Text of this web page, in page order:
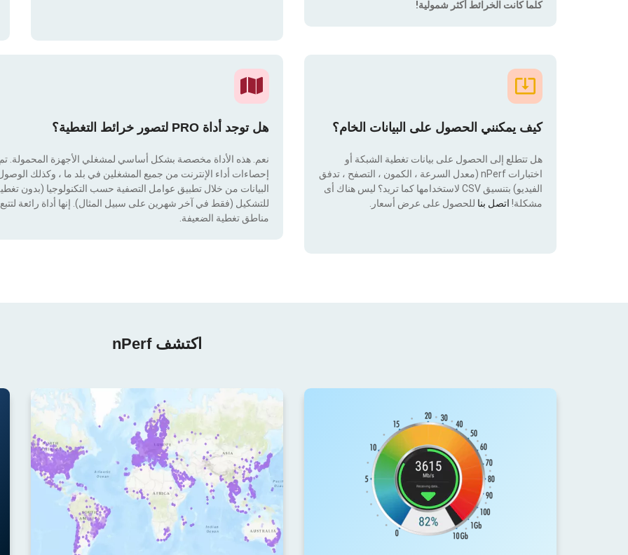
كلما كانت الخرائط أكثر شمولية!
كيف يمكنني الحصول على البيانات الخام؟
هل تتطلع إلى الحصول على بيانات تغطية الشبكة أو
اختبارات nPerf (معدل السرعة ، الكمون ، التصفح ، تدفق
الفيديو) بتنسيق CSV لاستخدامها كما تريد؟ ليس هناك أى
مشكلة! اتصل بنا للحصول على عرض أسعار.
هل توجد أداة PRO لتصور خرائط التغطية؟
نعم. هذه الأداة مخصصة بشكل أساسي لمشغلي الأجهزة المحمولة. تم
إحصاءات أداء الإنترنت من جميع المشغلين في بلد ما ، وكذلك
للتشكيل (فقط في آخر شهرين على سبيل المثال). إنها أداة رائعة لتتبع
مناطق تغطية الضعيفة.
اكتشف nPerf